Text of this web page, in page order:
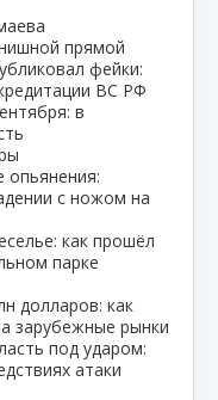
прямой
фейки:
ВС РФ
в
опьянения:
с ножом на
как прошёл
парке
долларов: как
зарубежные рынки
под ударом:
атаки